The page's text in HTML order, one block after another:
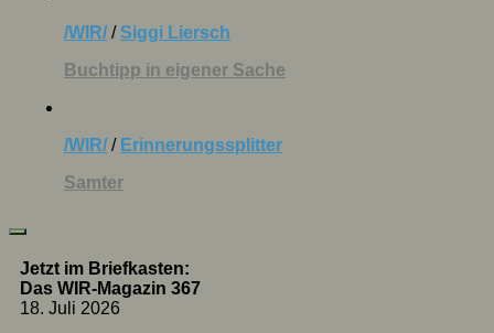
/WIR/ /Siggi Liersch
Buchtipp in eigener Sache
/WIR/ / Erinnerungssplitter
Samter
Jetzt im Briefkasten:
Das WIR-Magazin 367
18. Juli 2026